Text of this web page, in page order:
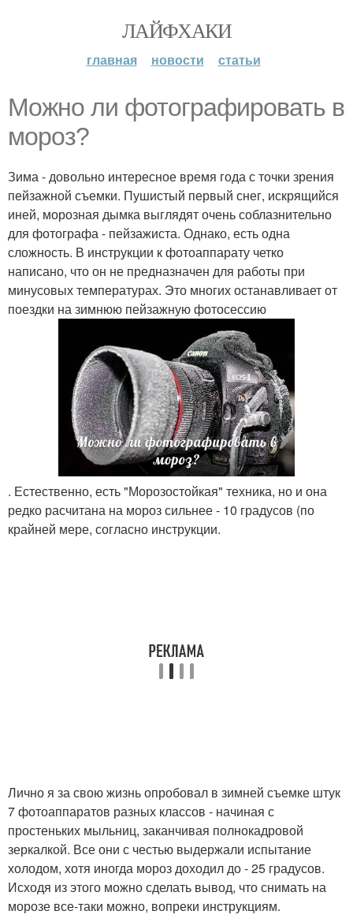
ЛАЙФХАКИ
главная новости статьи
Можно ли фотографировать в
мороз?
Зима - довольно интересное время года с точки зрения
пейзажной съемки. Пушистый первый снег, искрящийся
иней, морозная дымка выглядят очень соблазнительно
для фотографа - пейзажиста. Однако, есть одна
сложность. В инструкции к фотоаппарату четко
написано, что он не предназначен для работы при
минусовых температурах. Это многих останавливает от
поездки на зимнюю пейзажную фотосессию
. Естественно, есть "Морозостойкая" техника, но и она
редко расчитана на мороз сильнее - 10 градусов (по
крайней мере, согласно инструкции.
Лично я за свою жизнь опробовал в зимней съемке штук
7 фотоаппаратов разных классов - начиная с
простеньких мыльниц, заканчивая полнокадровой
зеркалкой. Все они с честью выдержали испытание
холодом, хотя иногда мороз доходил до - 25 градусов.
Исходя из этого можно сделать вывод, что снимать на
морозе все-таки можно, вопреки инструкциям.